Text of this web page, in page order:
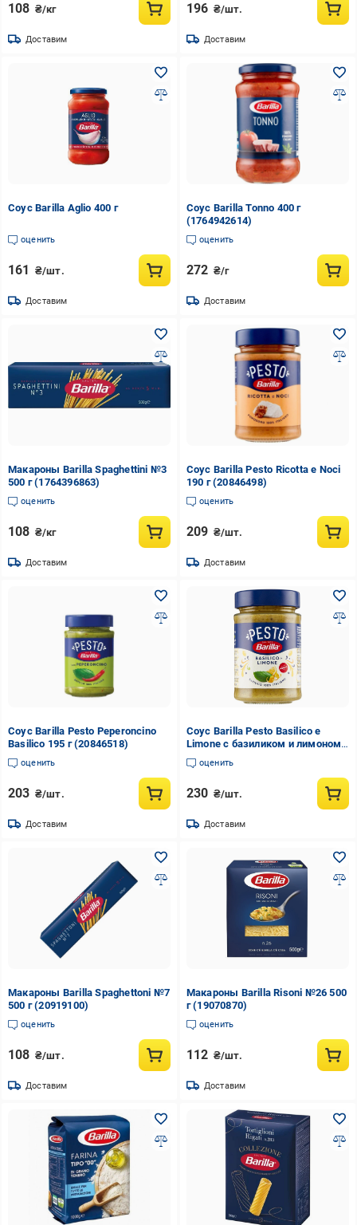
108 ₴/кг
Доставим
196 ₴/шт.
Доставим
Соус Barilla Aglio 400 г
оценить
161 ₴/шт.
Доставим
Соус Barilla Tonno 400 г
(1764942614)
оценить
272 ₴/г
Доставим
Макароны Barilla Spaghettini №3
500 г (1764396863)
оценить
108 ₴/кг
Доставим
Соус Barilla Pesto Ricotta e Noci
190 г (20846498)
оценить
209 ₴/шт.
Доставим
Соус Barilla Pesto Peperoncino
Basilico 195 г (20846518)
оценить
203 ₴/шт.
Доставим
Соус Barilla Pesto Basilico e
Limone с базиликом и лимоном
190 г (20846525)
оценить
230 ₴/шт.
Доставим
Макароны Barilla Spaghettoni №7
500 г (20919100)
оценить
108 ₴/шт.
Доставим
Макароны Barilla Risoni №26 500
г (19070870)
оценить
112 ₴/шт.
Доставим